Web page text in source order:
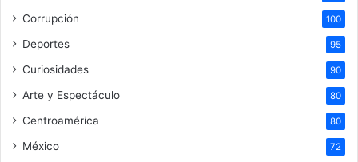
Corrupción 100
Deportes 95
Curiosidades 90
Arte y Espectáculo 80
Centroamérica 80
México 72